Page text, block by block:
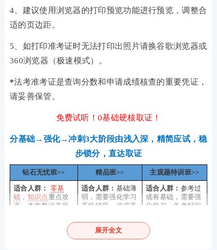
4、建议使用浏览器的打印预览功能进行预览，调整合
适的页边距。
5、如打印准考证时无法打印出照片请换谷歌浏览器或
360浏览器（极速模式）。
*法考准考证是查询分数和申请成绩核查的重要凭证，
请妥善保管。
免费试听！0基础硬核取证！
分基础→强化→冲刺3大阶段由浅入深，精简应试，稳
步锁分，直达取证
钻石无忧班>> 精品班>> 主观题特训班>>
适合人群： 零基
础 ， 知识点重点攻
克，本套餐涵盖所
适合人群： 基础薄
弱，需要强化学习
系统辅导，追求高
适合人群： 参考过
或有基础，需要强
化学习，备考时间
题的考生
法考报名时间】【报考条件
展开全文